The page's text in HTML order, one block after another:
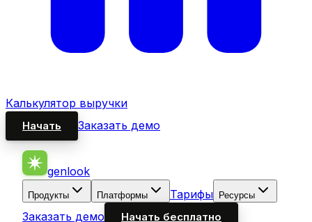
Калькулятор выручки
Начать Заказать демо
genlook
Продукты Платформы Тарифы Ресурсы
Заказать демо Начать бесплатно